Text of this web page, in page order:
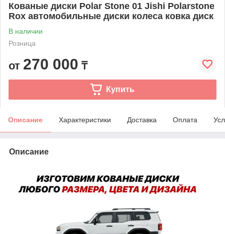
Кованые диски Polar Stone 01 Jishi Polarstone
Rox автомобильные диски колеса ковка диск
В наличии
Розница
от 270 000 ₸
Купить
Описание Характеристики Доставка Оплата
Описание